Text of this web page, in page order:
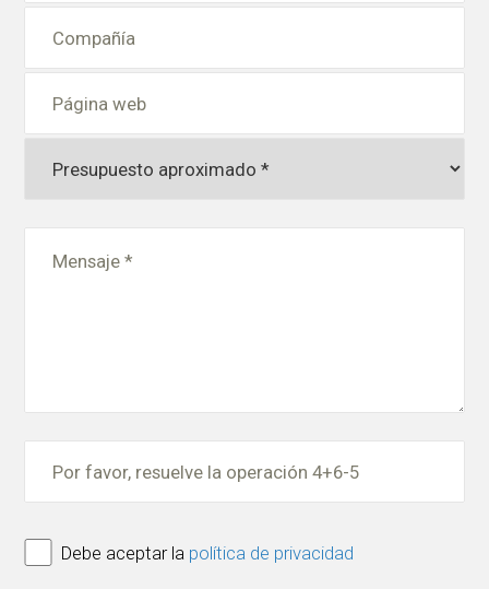
Debe aceptar la política de privacidad